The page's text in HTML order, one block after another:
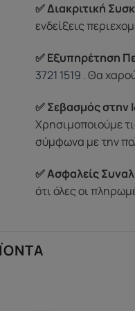
✅ Διακριτική
ενδείξεις
✅ Εξυπηρέτηση
3721 1519 . Θα
✅ Σεβασμός στην
Χρησιμοποιούμε
σύμφωνα με την
✅ Ασφαλείς
ότι όλες οι